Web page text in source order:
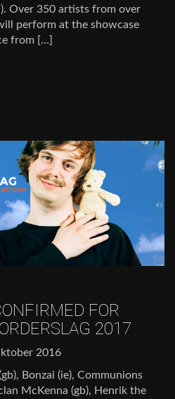
Over 350 artists from over
perform at the showcase
from […]
FOR
2017
2016
Bonzai (ie), Communions
McKenna (gb), Henrik the